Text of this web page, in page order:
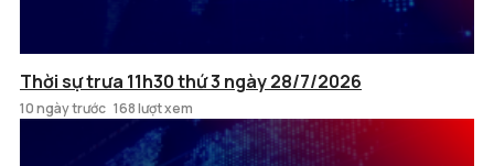
Thời sự trưa 11h30 thứ 3 ngày 28/7/2026
10 ngày trước 168 lượt xem